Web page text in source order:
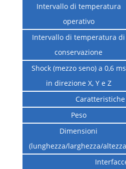
Intervallo di temperatura
operativo
Intervallo di temperatura di
conservazione
Shock (mezzo seno) a 0,6 ms
in direzione X, Y e Z
Peso
Dimensioni
(lunghezza/larghezza/